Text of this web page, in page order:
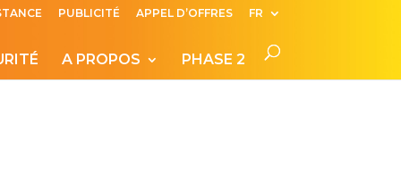
PUBLICITÉ APPEL D’OFFRES FR
A PROPOS PHASE 2